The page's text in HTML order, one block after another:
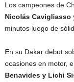
Los campeones de
Nicolás Cavigliasso
minutos luego de
En su Dakar debut
ocasiones en motor,
Benavides y Lichi